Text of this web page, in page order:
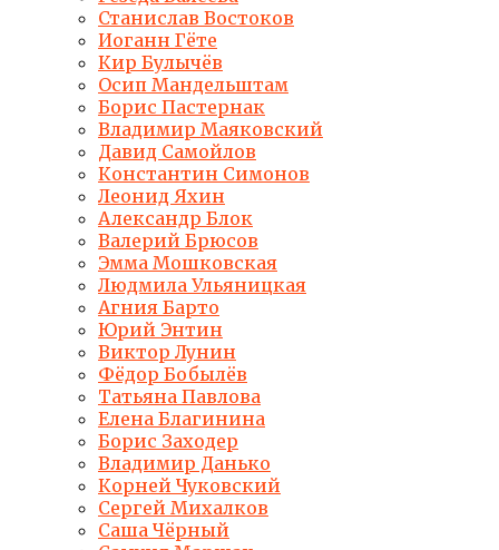
Станислав Востоков
Иоганн Гёте
Кир Булычёв
Осип Мандельштам
Борис Пастернак
Владимир Маяковский
Давид Самойлов
Константин Симонов
Леонид Яхин
Александр Блок
Валерий Брюсов
Эмма Мошковская
Людмила Ульяницкая
Агния Барто
Юрий Энтин
Виктор Лунин
Фёдор Бобылёв
Татьяна Павлова
Елена Благинина
Борис Заходер
Владимир Данько
Корней Чуковский
Сергей Михалков
Саша Чёрный